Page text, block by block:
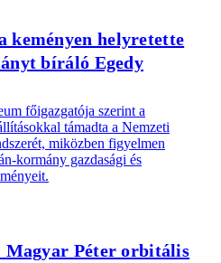
keményen helyretette
bíráló Egedy
főigazgatója szerint a
támadta a Nemzeti
miközben figyelmen
kormány gazdasági és
Péter orbitális